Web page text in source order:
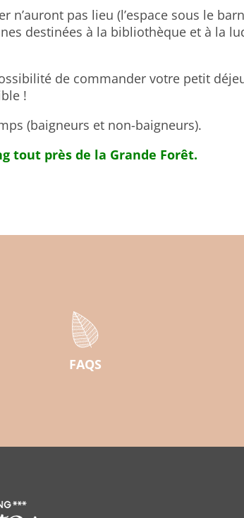
pas lieu (l’espace sous le
destinées à la bibliothèque et à la
de commander votre petit
!
(baigneurs et non-baigneurs).
tout près de la Grande Forêt.
FAQS